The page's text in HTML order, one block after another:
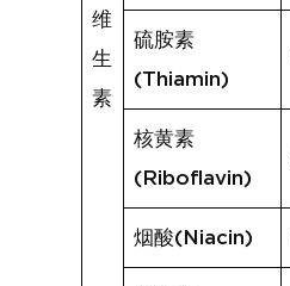
维
生
素
硫胺素
(Thiamin)
核黄素
(Riboflavin)
烟酸(Niacin)